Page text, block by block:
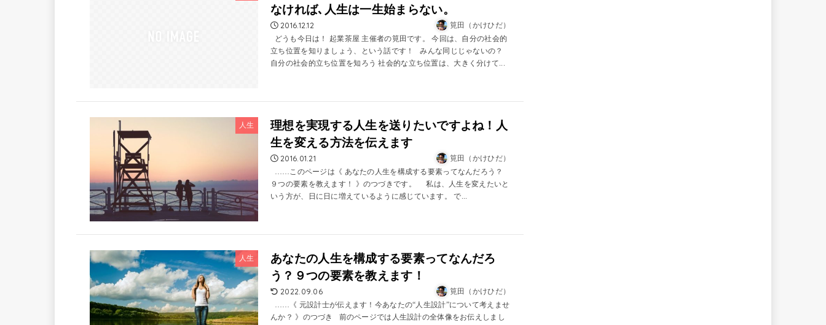
なければ､人生は一生始まらない。
2016.12.12 筧田（かけひだ）
どうも今日は！ 起業茶屋 主催者の筧田です。 今回は、自分の社会的
立ち位置を知りましょう、という話です！ みんな同じじゃないの？
自分の社会的立ち位置を知ろう 社会的な立ち位置は、大きく分けて...
人生
理想を実現する人生を送りたいですよね！人
生を変える方法を伝えます
2016.01.21 筧田（かけひだ）
……このページは《 あなたの人生を構成する要素ってなんだろう？
９つの要素を教えます！ 》のつづきです。 私は、人生を変えたいと
いう方が、日に日に増えているように感じています。 で...
人生
あなたの人生を構成する要素ってなんだろ
う？９つの要素を教えます！
2022.09.06 筧田（かけひだ）
……《 元設計士が伝えます！今あなたの“人生設計”について考えませ
んか？ 》のつづき 前のページでは人生設計の全体像をお伝えしまし